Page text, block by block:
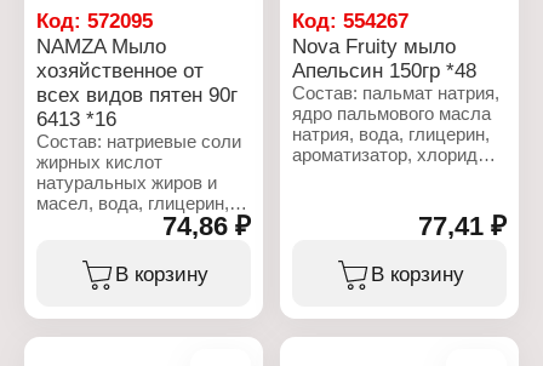
Вес: 90 г
Код: 572095
NAMZA Мыло
хозяйственное от
всех видов пятен 90г
6413 *16
Состав: натриевые соли
жирных кислот
натуральных жиров и
масел, вода, глицерин,
желчь, хлорид натрия,
неостаб (триэтаноламин,
этидронат натрия,
бензойная кислота,
карбоксиметилцеллюлоза).
74,86 ₽
В корзину
Код:554267
Nova Fruity мыло
Апельсин 150гр *48
Состав: пальмат натрия,
ядро пальмового масла
натрия, вода, глицерин,
ароматизатор, хлорид
натрия, тетранатрий
ЭДТА, этидроновая
кислота, лактат натрия,
Cl 19140, CI 45100.
Характеристики:
Бренд: Royal
77,41 ₽
В корзину